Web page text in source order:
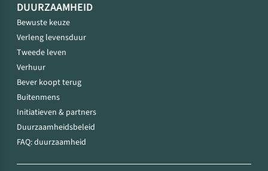
DUURZAAMHEID
Bewuste keuze
Verleng levensduur
Tweede leven
Verhuur
Bever koopt terug
Buitenmens
Initiatieven & partners
Duurzaamheidsbeleid
FAQ: duurzaamheid